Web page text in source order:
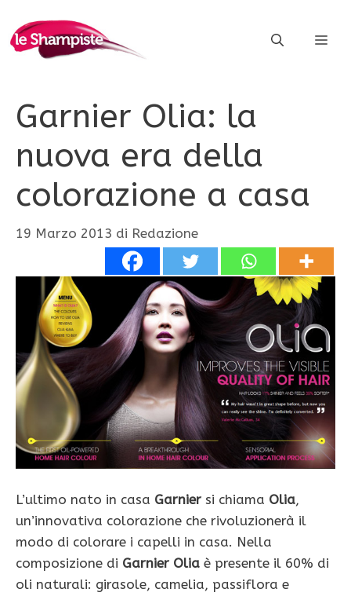
contenuto
Garnier Olia: la
nuova era della
colorazione a casa
19 Marzo 2013 di Redazione
L’ultimo nato in casa Garnier si chiama Olia,
un’innovativa colorazione che rivoluzionerà il
modo di colorare i capelli in casa. Nella
composizione di Garnier Olia è presente il 60% di
oli naturali: girasole, camelia, passiflora e